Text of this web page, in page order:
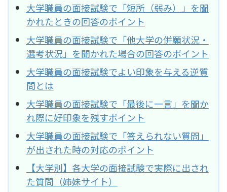
大学職員の面接試験で「短所（弱み）」を聞
かれたときの回答のポイント
大学職員の面接試験で「他大学の併願状況・
選考状況」を聞かれた場合の回答のポイント
大学職員の面接試験でよい印象を与える逆質
問とは
大学職員の面接試験で「最後に一言」を聞か
れ際に好印象を残すポイント
大学職員の面接試験で「答えられない質問」
が出された時の対応のポイント
【大学別】各大学の面接試験で実際に出され
た質問（姉妹サイト）